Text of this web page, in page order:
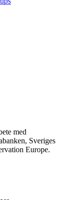
med
Sveriges
Europe.